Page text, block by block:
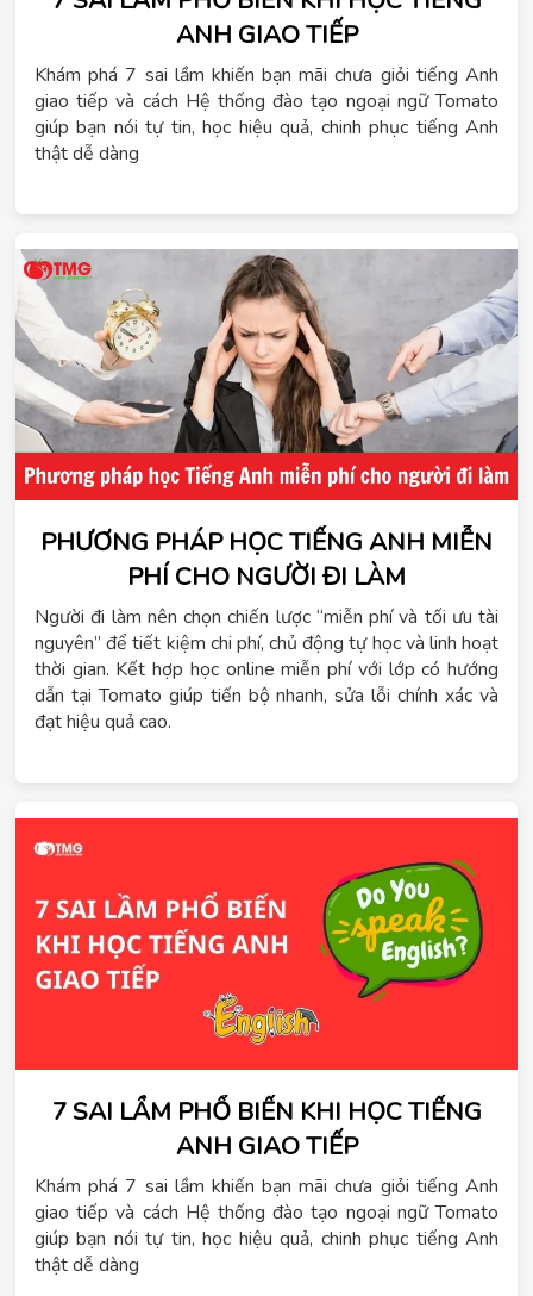
ANH GIAO TIẾP
Khám phá 7 sai lầm khiến bạn mãi chưa giỏi tiếng Anh
giao tiếp và cách Hệ thống đào tạo ngoại ngữ Tomato
giúp bạn nói tự tin, học hiệu quả, chinh phục tiếng Anh
thật dễ dàng
PHƯƠNG PHÁP HỌC TIẾNG ANH MIỄN
PHÍ CHO NGƯỜI ĐI LÀM
Người đi làm nên chọn chiến lược “miễn phí và tối ưu tài
nguyên” để tiết kiệm chi phí, chủ động tự học và linh hoạt
thời gian. Kết hợp học online miễn phí với lớp có hướng
dẫn tại Tomato giúp tiến bộ nhanh, sửa lỗi chính xác và
đạt hiệu quả cao.
7 SAI LẦM PHỔ BIẾN KHI HỌC TIẾNG
ANH GIAO TIẾP
Khám phá 7 sai lầm khiến bạn mãi chưa giỏi tiếng Anh
giao tiếp và cách Hệ thống đào tạo ngoại ngữ Tomato
giúp bạn nói tự tin, học hiệu quả, chinh phục tiếng Anh
thật dễ dàng